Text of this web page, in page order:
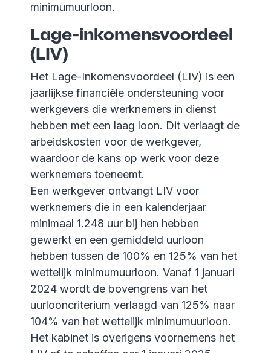
minimumuurloon.
Lage-inkomensvoordeel
(LIV)
Het Lage-Inkomensvoordeel (LIV) is een
jaarlijkse financiële ondersteuning voor
werkgevers die werknemers in dienst
hebben met een laag loon. Dit verlaagt de
arbeidskosten voor de werkgever,
waardoor de kans op werk voor deze
werknemers toeneemt.
Een werkgever ontvangt LIV voor
werknemers die in een kalenderjaar
minimaal 1.248 uur bij hen hebben
gewerkt en een gemiddeld uurloon
hebben tussen de 100% en 125% van het
wettelijk minimumuurloon. Vanaf 1 januari
2024 wordt de bovengrens van het
uurlooncriterium verlaagd van 125% naar
104% van het wettelijk minimumuurloon.
Het kabinet is overigens voornemens het